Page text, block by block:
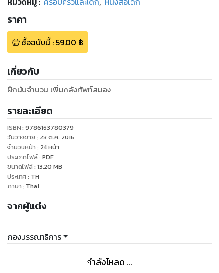
ราคา
ซื้อฉบับนี้: 59.00 ฿
เกี่ยวกับ
ฝึกนับจำนวน เพิ่มคลังศัพท์สมอง
รายละเอียด
ISBN : 9786163780379
วันวางขาย : 28 ต.ค. 2016
จำนวนหน้า : 24หน้า
ประเภทไฟล์: PDF
ขนาดไฟล์: 13.20 MB
ประเทศ: TH
ภาษา : Thai
จากผู้แต่ง
กองบรรณาธิการ
กำลังโหลด ...